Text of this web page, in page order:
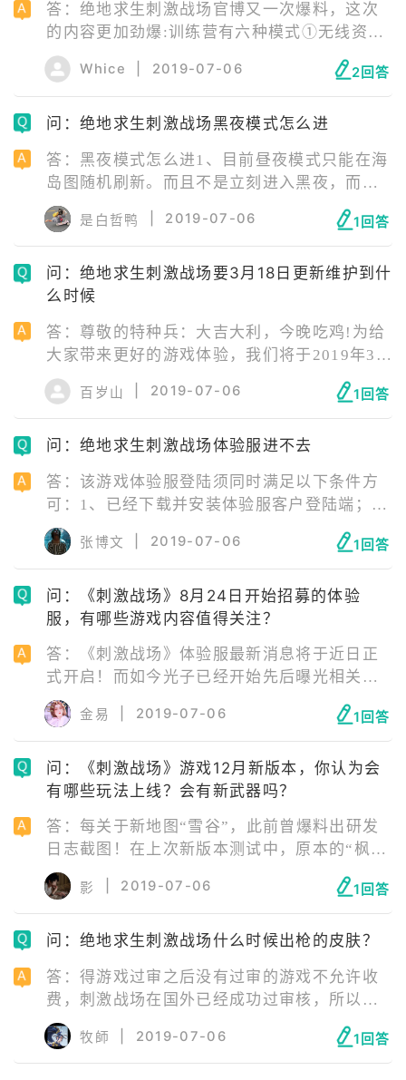
答：绝地求生刺激战场官博又一次爆料，这次
的内容更加劲爆:训练营有六种模式①无线资源
刷新，三级头、三级甲等高级防具，AWM、
Groza等伤害爆表的武器，随地可见。在这
Whice 2019-07-06 2回答
问：绝地求生刺激战场黑夜模式怎么进
答：黑夜模式怎么进1、目前昼夜模式只能在海
岛图随机刷新。而且不是立刻进入黑夜，而是
从白天，慢慢过渡到黑夜，再从黑夜过渡到白
天。这样的设定无疑更加贴近现实，而且为了
让
是白哲鸭 2019-07-06 1回答
问：绝地求生刺激战场要3月18日更新维护到什
么时候
答：尊敬的特种兵：大吉大利，今晚吃鸡!为给
大家带来更好的游戏体验，我们将于2019年3月
18日10:00-11:00（现已开启）对《刺激战场体
验服》进行不停机更新，
百岁山 2019-07-06 1回答
问：绝地求生刺激战场体验服进不去
答：该游戏体验服登陆须同时满足以下条件方
可：1、已经下载并安装体验服客户登陆端；
2、文件没有损坏或丢失；3、已经拥有体验服
资格；4、体验服开放情况下方可登陆，体验服
张博文 2019-07-06 1回答
问：《刺激战场》8月24日开始招募的体验
服，有哪些游戏内容值得关注？
答：《刺激战场》体验服最新消息将于近日正
式开启！而如今光子已经开始先后曝光相关更
新内容，嘿~接下来游戏君就和大伙儿聊聊关于
此次体验服以及新版本的内容吧！《刺激战
场》
金易 2019-07-06 1回答
问：《刺激战场》游戏12月新版本，你认为会
有哪些玩法上线？会有新武器吗？
答：每关于新地图“雪谷”，此前曾爆料出研发
日志截图！在上次新版本测试中，原本的“枫树
林”变成了“雪谷”场景，被大家认为是第四张新
地图雪地的“第一次测试”！而此次新版
影 2019-07-06 1回答
问：绝地求生刺激战场什么时候出枪的皮肤？
答：得游戏过审之后没有过审的游戏不允许收
费，刺激战场在国外已经成功过审核，所以
说，国服一旦过了审核，恐怕就要和外服变得
一样了，首先得等过审核，因为韩国的原因已
经有两
牧師 2019-07-06 1回答